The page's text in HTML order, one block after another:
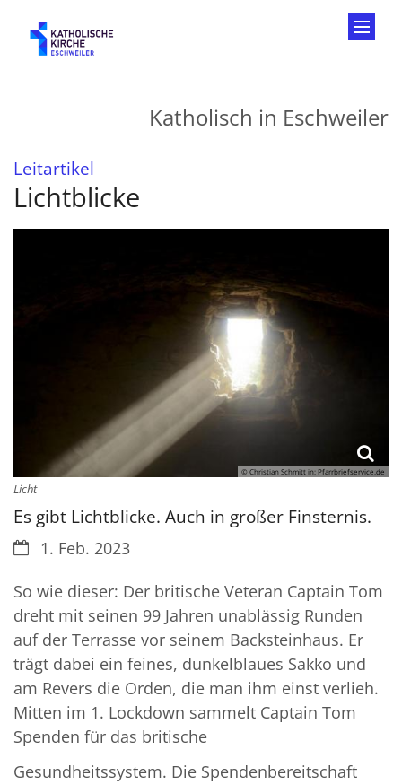
Katholisch in Eschweiler
Leitartikel
Lichtblicke
© Christian Schmitt in: Pfarrbriefservice.de
Licht
Es gibt Lichtblicke. Auch in großer Finsternis.
Datum:1. Feb. 2023
So wie dieser: Der britische Veteran Captain Tom
dreht mit seinen 99 Jahren unablässig Runden
auf der Terrasse vor seinem Backsteinhaus. Er
trägt dabei ein feines, dunkelblaues Sakko und
am Revers die Orden, die man ihm einst verlieh.
Mitten im 1. Lockdown sammelt Captain Tom
Spenden für das britische
Gesundheitssystem. Die Spendenbereitschaft